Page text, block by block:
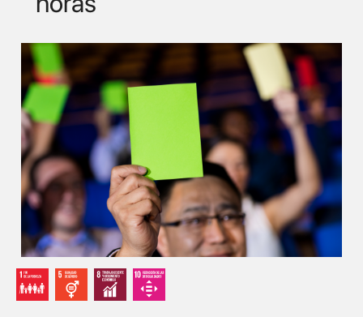
Image